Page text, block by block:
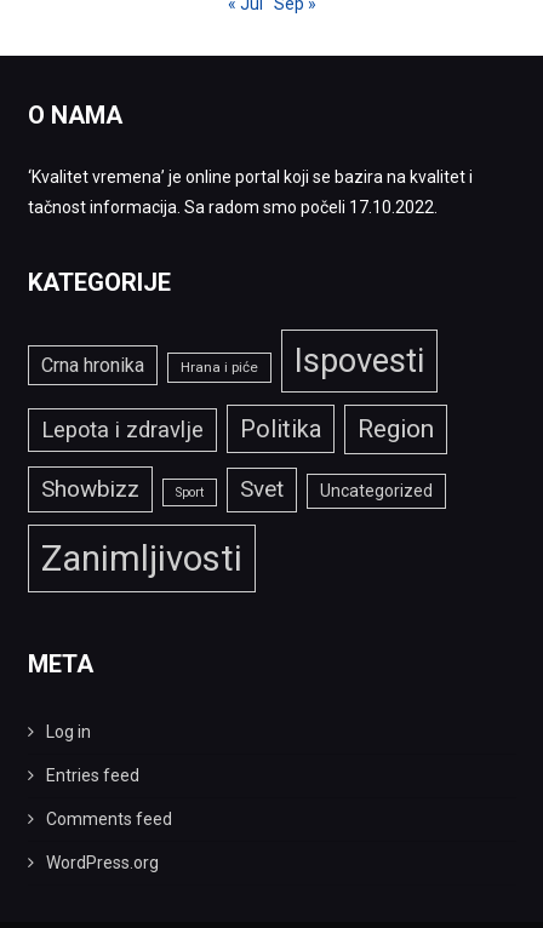
« Jul Sep »
O NAMA
‘Kvalitet vremena’ je online portal koji se bazira na kvalitet i
tačnost informacija. Sa radom smo počeli 17.10.2022.
KATEGORIJE
Crna hronika Hrana i piće Ispovesti
Lepota i zdravlje Politika Region
Showbizz Sport Svet Uncategorized
Zanimljivosti
META
Log in
Entries feed
Comments feed
WordPress.org